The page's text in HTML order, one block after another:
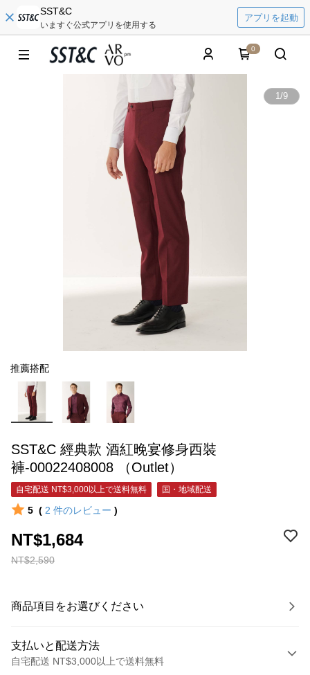
SST&C
いますぐ公式アプリを使用する
アプリを起動
0
1/9
推薦搭配
SST&C 經典款 酒紅晚宴修身西裝
褲-00022408008 （Outlet）
自宅配送 NT$3,000以上で送料無料 国・地域配送
5 ( 2 件のレビュー )
NT$2,590
NT$1,684
商品項目をお選びください
支払いと配送方法
自宅配送 NT$3,000以上で送料無料